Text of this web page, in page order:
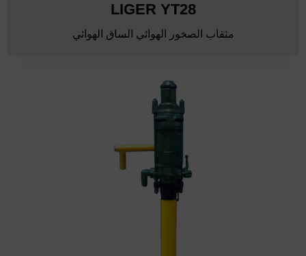
LIGER YT28
مثقاب الصخور الهوائي الساق الهوائي